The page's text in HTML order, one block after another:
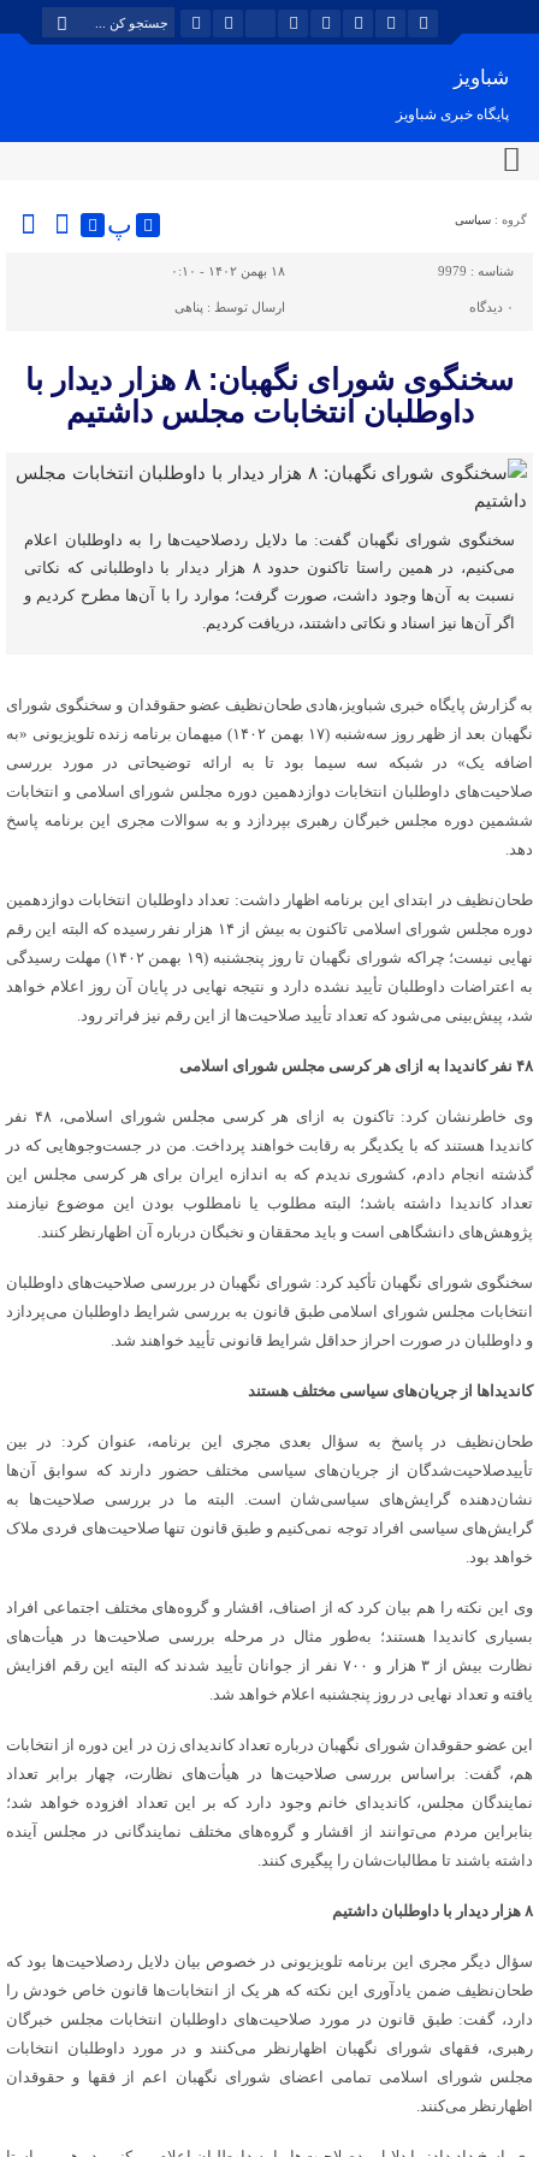
شباویز
پایگاه خبری شباویز
گروه : سیاسی پ
شناسه : 9979 ۱۸ بهمن ۱۴۰۲ - ۰:۱۰
۰ دیدگاه ارسال توسط : پناهی
سخنگوی شورای نگهبان: ۸ هزار دیدار با
داوطلبان انتخابات مجلس داشتیم
سخنگوی شورای نگهبان گفت: ما دلایل ردصلاحیت‌ها را به داوطلبان اعلام
می‌کنیم، در همین راستا تاکنون حدود ۸ هزار دیدار با داوطلبانی که نکاتی
نسبت به آن‌ها وجود داشت، صورت گرفت؛ موارد را با آن‌ها مطرح کردیم و
اگر آن‌ها نیز اسناد و نکاتی داشتند، دریافت کردیم.
به گزارش پایگاه خبری شباویز،هادی طحان‌نظیف عضو حقوقدان و سخنگوی شورای
نگهبان بعد از ظهر روز سه‌شنبه (۱۷ بهمن ۱۴۰۲) میهمان برنامه زنده تلویزیونی «به
اضافه یک» در شبکه سه سیما بود تا به ارائه توضیحاتی در مورد بررسی
صلاحیت‌های داوطلبان انتخابات دوازدهمین دوره مجلس شورای اسلامی و انتخابات
ششمین دوره مجلس خبرگان رهبری بپردازد و به سوالات مجری این برنامه پاسخ
دهد.
طحان‌نظیف در ابتدای این برنامه اظهار داشت: تعداد داوطلبان انتخابات دوازدهمین
دوره مجلس شورای اسلامی تاکنون به بیش از ۱۴ هزار نفر رسیده که البته این رقم
نهایی نیست؛ چراکه شورای نگهبان تا روز پنجشنبه (۱۹ بهمن ۱۴۰۲) مهلت رسیدگی
به اعتراضات داوطلبان تأیید‌ نشده دارد و نتیجه نهایی در پایان آن روز اعلام خواهد
شد، پیش‌بینی می‌شود که تعداد تأیید صلاحیت‌ها از این رقم نیز فراتر رود.
۴۸ نفر کاندیدا به ازای هر کرسی مجلس شورای اسلامی
وی خاطرنشان کرد: تاکنون به ازای هر کرسی مجلس شورای اسلامی، ۴۸ نفر
کاندیدا هستند که با یکدیگر به رقابت خواهند پرداخت. من در جست‌وجو‌هایی که در
گذشته انجام دادم، کشوری ندیدم که به اندازه ایران برای هر کرسی مجلس این
تعداد کاندیدا داشته باشد؛ البته مطلوب یا نامطلوب بودن این موضوع نیازمند
پژوهش‌های دانشگاهی است و باید محققان و نخبگان درباره آن اظهارنظر کنند.
سخنگوی شورای نگهبان تأکید کرد: شورای نگهبان در بررسی صلاحیت‌های داوطلبان
انتخابات مجلس شورای اسلامی طبق قانون به بررسی شرایط داوطلبان می‌پردازد
و داوطلبان در صورت احراز حداقل شرایط قانونی تأیید خواهند شد.
کاندیدا‌ها از جریان‌های سیاسی مختلف هستند
طحان‌نظیف در پاسخ به سؤال بعدی مجری این برنامه، عنوان کرد: در بین
تأییدصلاحیت‌شدگان از جریان‌های سیاسی مختلف حضور دارند که سوابق آن‌ها
نشان‌دهنده گرایش‌های سیاسی‌شان است. البته ما در بررسی صلاحیت‌ها به
گرایش‌های سیاسی افراد توجه نمی‌کنیم و طبق قانون تنها صلاحیت‌های فردی ملاک
خواهد بود.
وی این نکته را هم بیان کرد که از اصناف، اقشار و گروه‌های مختلف اجتماعی افراد
بسیاری کاندیدا هستند؛ به‌طور مثال در مرحله بررسی صلاحیت‌ها در هیأت‌های
نظارت بیش از ۳ هزار و ۷۰۰ نفر از جوانان تأیید شدند که البته این رقم افزایش
یافته و تعداد نهایی در روز پنجشنبه اعلام خواهد شد.
این عضو حقوقدان شورای نگهبان درباره تعداد کاندیدای زن در این دوره از انتخابات
هم، گفت: براساس بررسی صلاحیت‌ها در هیأت‌های نظارت، چهار برابر تعداد
نمایندگان مجلس، کاندیدای خانم وجود دارد که بر این تعداد افزوده خواهد شد؛
بنابراین مردم می‌توانند از اقشار و گروه‌های مختلف نمایندگانی در مجلس آینده
داشته باشند تا مطالبات‌شان را پیگیری کنند.
۸ هزار دیدار با داوطلبان داشتیم
سؤال دیگر مجری این برنامه تلویزیونی در خصوص بیان دلایل ردصلاحیت‌ها بود که
طحان‌نظیف ضمن یادآوری این نکته که هر یک از انتخابات‌ها قانون خاص خودش را
دارد، گفت: طبق قانون در مورد صلاحیت‌های داوطلبان انتخابات مجلس خبرگان
رهبری، فقهای شورای نگهبان اظهارنظر می‌کنند و در مورد داوطلبان انتخابات
مجلس شورای اسلامی تمامی اعضای شورای نگهبان اعم از فقها و حقوقدان
اظهارنظر می‌کنند.